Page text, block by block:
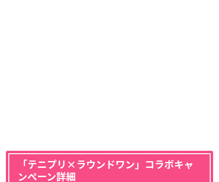
「テニプリ×ラウンドワン」コラボキャ
ンペーン詳細